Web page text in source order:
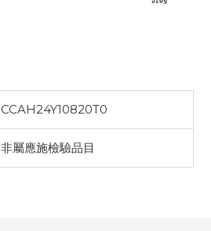
CCAH24Y10820T0
非屬應施檢驗品目